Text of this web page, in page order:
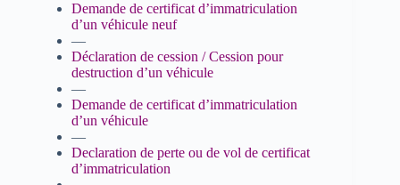
Demande de certificat d’immatriculation
d’un véhicule neuf
—
Déclaration de cession / Cession pour
destruction d’un véhicule
—
Demande de certificat d’immatriculation
d’un véhicule
—
Declaration de perte ou de vol de certificat
d’immatriculation